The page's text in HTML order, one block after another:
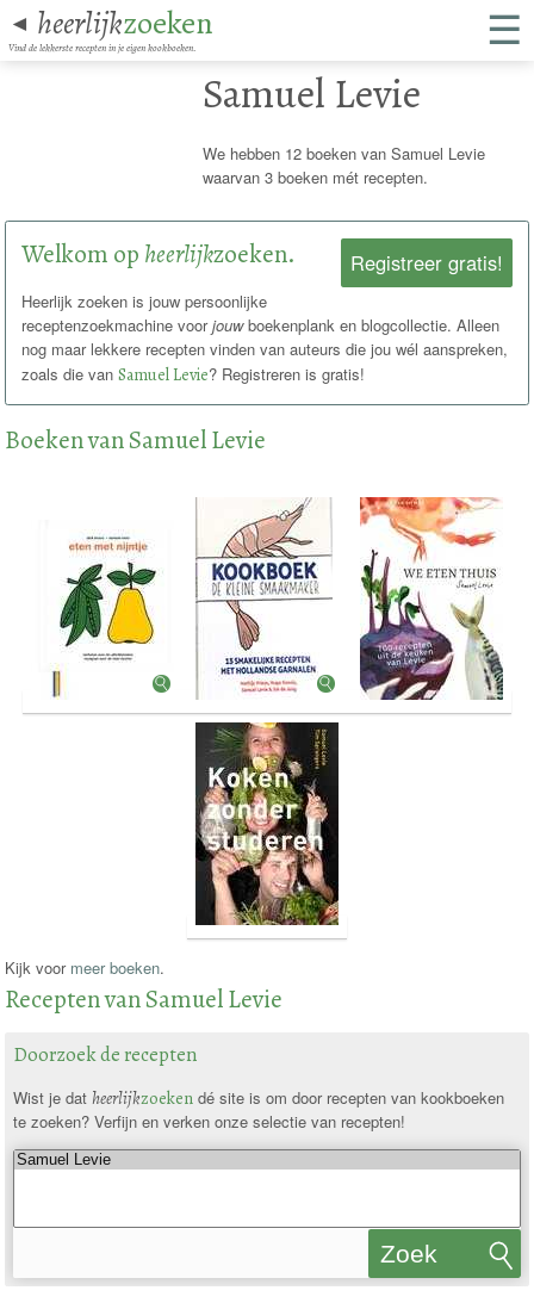
◄ heerlijkzoeken
Vind de lekkerste recepten in je eigen kookboeken. ☰
Samuel Levie
We hebben 12 boeken van Samuel Levie
waarvan 3 boeken mét recepten.
Registreer gratis!
Welkom op heerlijkzoeken.
Heerlijk zoeken is jouw persoonlijke
receptenzoekmachine voorjouwboekenplank en blogcollectie. Alleen
nog maar lekkere recepten vinden van auteurs die jou wél aanspreken,
zoals die vanSamuel Levie? Registreren is gratis!
Boeken van Samuel Levie
Kijk voor meer boeken.
Recepten van Samuel Levie
Doorzoek de recepten
Wist je dat heerlijkzoekendé site is om door recepten van kookboeken
te zoeken? Verfijn en verken onze selectie van recepten!
Zoek